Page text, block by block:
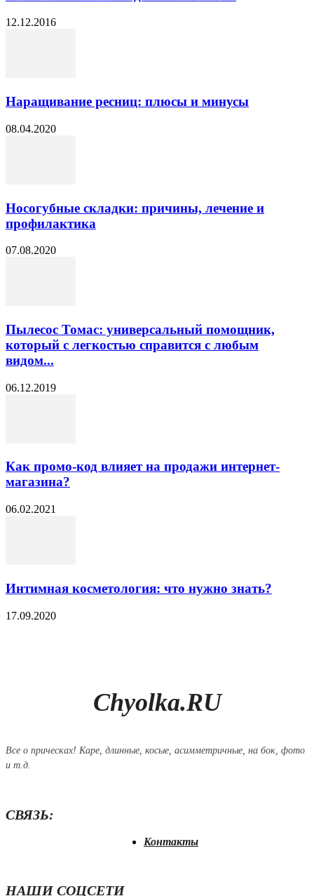
12.12.2016
Наращивание ресниц: плюсы и минусы
08.04.2020
Носогубные складки: причины, лечение и
профилактика
07.08.2020
Пылесос Томас: универсальный помощник,
который с легкостью справится с любым
видом...
06.12.2019
Как промо-код влияет на продажи интернет-
магазина?
06.02.2021
Интимная косметология: что нужно знать?
17.09.2020
Chyolka.RU
Все о прическах! Каре, длинные, косые, асимметричные, на бок, фото
и т.д.
СВЯЗЬ:
Контакты
НАШИ СОЦСЕТИ